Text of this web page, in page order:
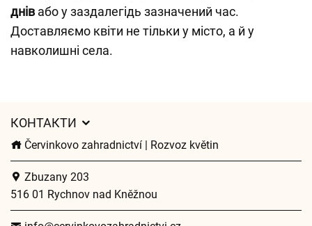
днів або у заздалегідь зазначений час.
Доставляємо квіти не тільки у місто, а й у
навколишні села.
КОНТАКТИ
Červinkovo zahradnictví | Rozvoz květin
Zbuzany 203
516 01 Rychnov nad Kněžnou